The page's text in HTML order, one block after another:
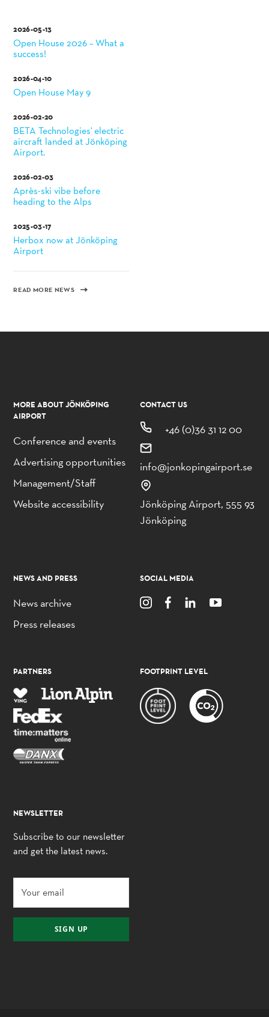
2026-05-13
Open House 2026 – What a
success!
2026-04-10
Open House May 9
2026-02-20
BETA Technologies' electric
aircraft landed at Jönköping
Airport.
2026-02-03
Après-ski vibe before
heading to the Alps
2025-03-17
Herbox now at Jönköping
Airport
READ MORE NEWS
MORE ABOUT JÖNKÖPING
AIRPORT
Conference and events
Advertising opportunities
Management/Staff
Website accessibility
CONTACT US
+46 (0)36 31 12 00
info@jonkopingairport.se
Jönköping Airport, 555 93
Jönköping
NEWS AND PRESS
News archive
Press releases
SOCIAL MEDIA
PARTNERS FOOTPRINT LEVEL
NEWSLETTER
Subscribe to our newsletter
and get the latest news.
SIGN UP